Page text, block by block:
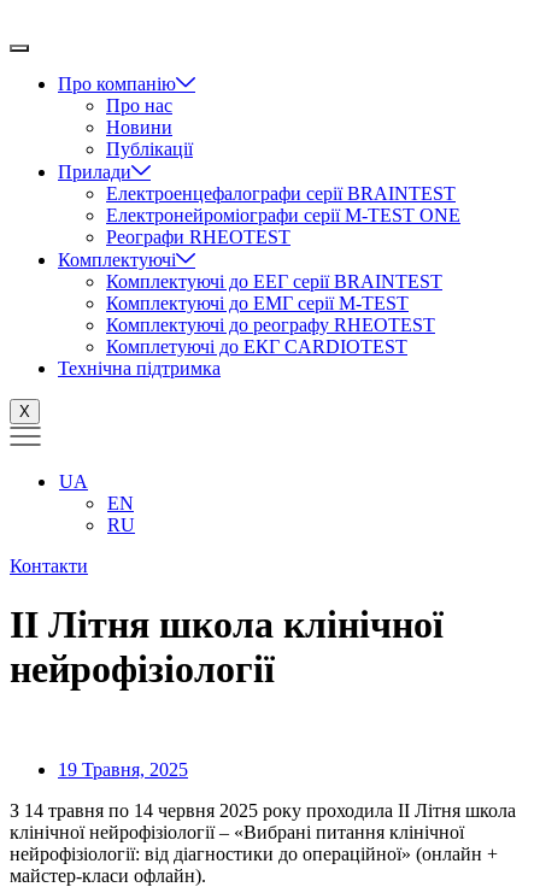
до
Про компанію
Про нас
Новини
Публікації
Прилади
Електроенцефалографи серії BRAINTEST
Електронейроміографи серії M-TEST ONE
Реографи RHEOTEST
Комплектуючі
Комплектуючі до ЕЕГ серії BRAINTEST
Комплектуючі до ЕМГ серії M-TEST
Комплектуючі до реографу RHEOTEST
Комплетуючі до ЕКГ CARDIOTEST
Технічна підтримка
X
UA
EN
RU
Контакти
ІІ Літня школа клінічної
нейрофізіології
19 Травня, 2025
З 14 травня по 14 червня 2025 року проходила ІІ Літня школа
клінічної нейрофізіології – «Вибрані питання клінічної
нейрофізіології: від діагностики до операційної» (онлайн +
майстер-класи офлайн).